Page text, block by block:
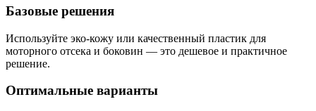
Базовые решения
Используйте эко-кожу или качественный пластик для
моторного отсека и боковин — это дешевое и практичное
решение.
Оптимальные варианты